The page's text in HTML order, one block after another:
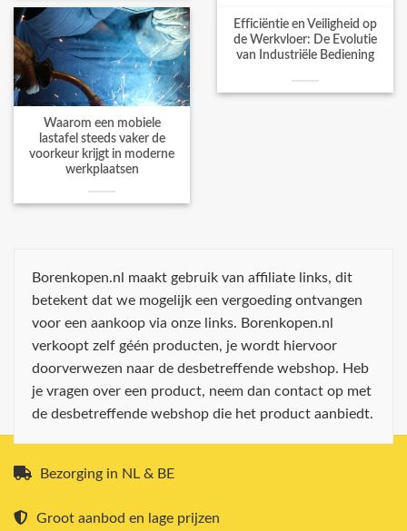
Waarom een mobiele
lastafel steeds vaker de
voorkeur krijgt in moderne
werkplaatsen
Efficiëntie en Veiligheid op
de Werkvloer: De Evolutie
van Industriële Bediening
Borenkopen.nl maakt gebruik van affiliate links, dit
betekent dat we mogelijk een vergoeding ontvangen
voor een aankoop via onze links. Borenkopen.nl
verkoopt zelf géén producten, je wordt hiervoor
doorverwezen naar de desbetreffende webshop. Heb
je vragen over een product, neem dan contact op met
de desbetreffende webshop die het product aanbiedt.
Bezorging in NL & BE
Groot aanbod en lage prijzen